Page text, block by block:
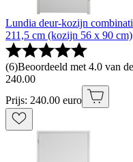
Lundia deur-kozijn
211,5 cm (kozijn 56 x 90 cm)
(6)Beoordeeld met 4.0 van
240.00
Prijs: 240.00 euro